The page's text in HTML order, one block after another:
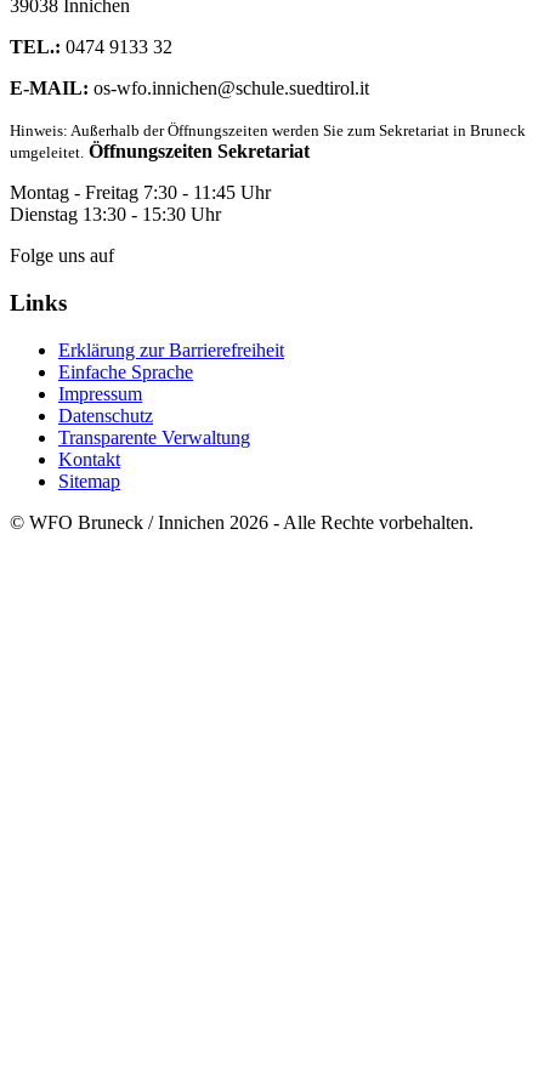
39038 Innichen
TEL.: 0474 9133 32
E-MAIL: os-wfo.innichen@schule.suedtirol.it
Hinweis: Außerhalb der Öffnungszeiten werden Sie zum Sekretariat in Bruneck
umgeleitet. Öffnungszeiten Sekretariat
Montag - Freitag 7:30 - 11:45 Uhr
Dienstag 13:30 - 15:30 Uhr
Folge uns auf
Links
Erklärung zur Barrierefreiheit
Einfache Sprache
Impressum
Datenschutz
Transparente Verwaltung
Kontakt
Sitemap
© WFO Bruneck / Innichen 2026 - Alle Rechte vorbehalten.